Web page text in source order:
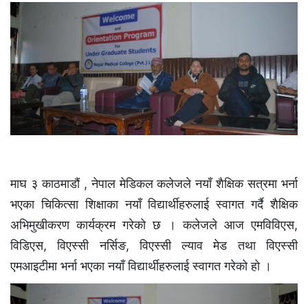
माघ ३ काठमाडौं , नेपाल मेडिकल कलेजले नयाँ शैक्षिक सत्रमा भर्ना
भएका चिकित्सा शिक्षाका नयाँ विद्यार्थीहरुलाई स्वागत गर्दै शैक्षिक
अभिमुखीकरण कार्यक्रम गरेको छ । कलेजले आज एमविविएस,
विडिएस, विएस्सी नर्सिङ, विएस्सी ल्याव मेड तथा विएस्सी
एमआइटीमा भर्ना भएका नयाँ विद्यार्थीहरुलाई स्वागत गरेको हो ।